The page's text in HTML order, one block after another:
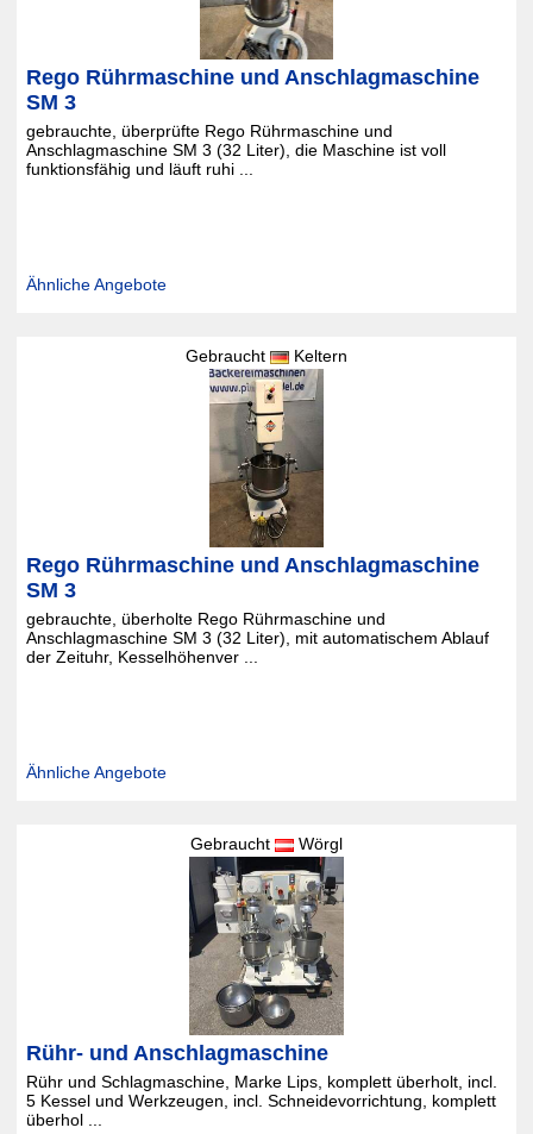
Rego Rührmaschine und Anschlagmaschine
SM 3
gebrauchte, überprüfte Rego Rührmaschine und
Anschlagmaschine SM 3 (32 Liter), die Maschine ist voll
funktionsfähig und läuft ruhi ...
Ähnliche Angebote
Gebraucht Keltern
Rego Rührmaschine und Anschlagmaschine
SM 3
gebrauchte, überholte Rego Rührmaschine und
Anschlagmaschine SM 3 (32 Liter), mit automatischem Ablauf
der Zeituhr, Kesselhöhenver ...
Ähnliche Angebote
Gebraucht Wörgl
Rühr- und Anschlagmaschine
Rühr und Schlagmaschine, Marke Lips, komplett überholt, incl.
5 Kessel und Werkzeugen, incl. Schneidevorrichtung, komplett
überhol ...